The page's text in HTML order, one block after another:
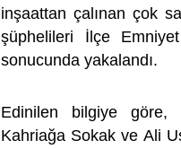
inşaattan çalınan çok
şüphelileri İlçe Emniyet
sonucunda yakalandı.
Edinilen bilgiye göre,
Kahriağa Sokak ve Ali